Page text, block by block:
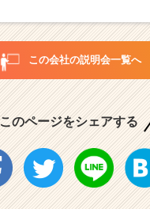
この会社の説明会一覧へ
このページをシェアする